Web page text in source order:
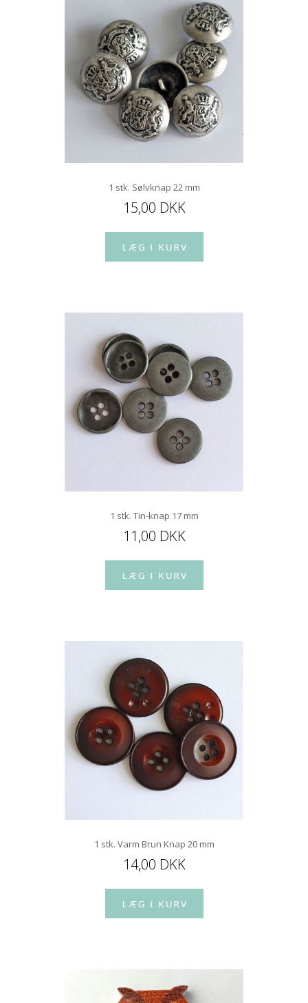
1 stk. Sølvknap 22 mm
15,00 DKK
1 stk. Tin-knap 17 mm
11,00 DKK
1 stk. Varm Brun Knap 20 mm
14,00 DKK